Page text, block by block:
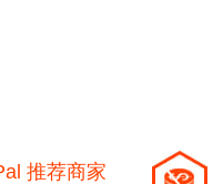
推荐商家